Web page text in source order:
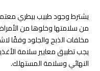
يشترط وجود طبيب بيطري
من سلامتها وخلوها من
مخلفات الذبح والجلود وفقًا
النهائي وسلامة المستهلك.